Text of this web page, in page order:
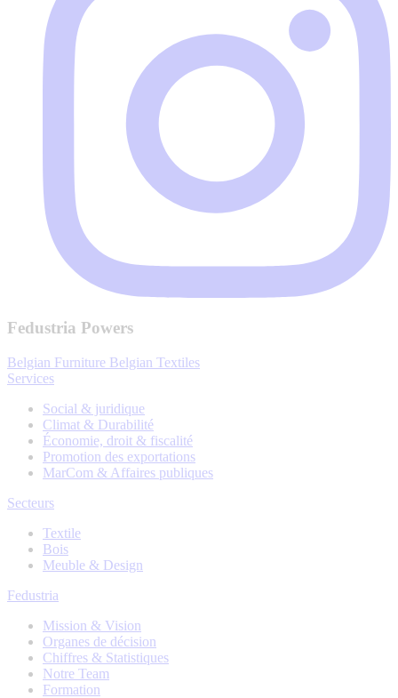
Fedustria Powers
Belgian Furniture Belgian Textiles
Services
Social & juridique
Climat & Durabilité
Économie, droit & fiscalité
Promotion des exportations
MarCom & Affaires publiques
Secteurs
Textile
Bois
Meuble & Design
Fedustria
Mission & Vision
Organes de décision
Chiffres & Statistiques
Notre Team
Formation